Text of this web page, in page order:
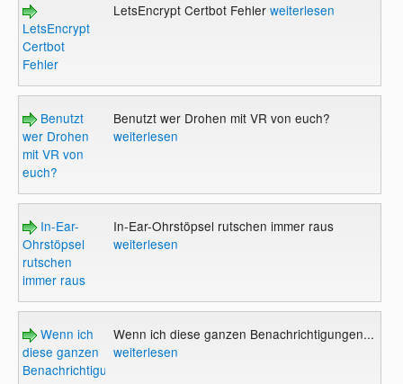
LetsEncrypt
Certbot
Fehler
LetsEncrypt Certbot Fehler weiterlesen
Benutzt
wer Drohen
mit VR von
euch?
Benutzt wer Drohen mit VR von euch?
weiterlesen
In-Ear-
Ohrstöpsel
rutschen
immer raus
In-Ear-Ohrstöpsel rutschen immer raus
weiterlesen
Wenn ich
diese ganzen
Benachrichtigungen...
Wenn ich diese ganzen Benachrichtigungen...
weiterlesen